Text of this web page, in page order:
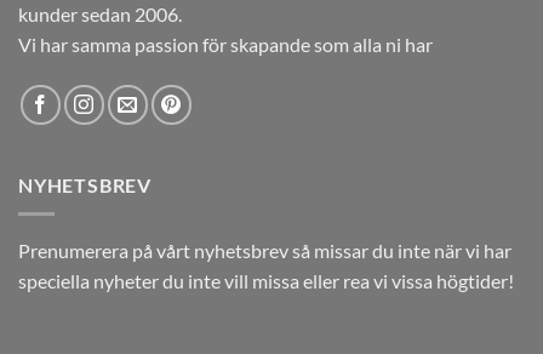
kunder sedan 2006.
Vi har samma passion för skapande som alla ni har
NYHETSBREV
Prenumerera på vårt nyhetsbrev så missar du inte när vi har
speciella nyheter du inte vill missa eller rea vi vissa högtider!